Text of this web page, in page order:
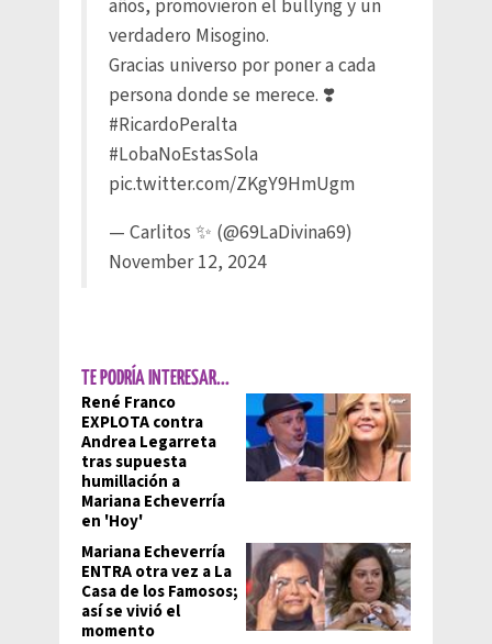
años, promovieron el bullyng y un
verdadero Misogino.
Gracias universo por poner a cada
persona donde se merece. ❣️
#RicardoPeralta
#LobaNoEstasSola
pic.twitter.com/ZKgY9HmUgm
— Carlitos ✨ (@69LaDivina69)
November 12, 2024
TE PODRÍA INTERESAR...
René Franco
EXPLOTA contra
Andrea Legarreta
tras supuesta
humillación a
Mariana Echeverría
en 'Hoy'
Mariana Echeverría
ENTRA otra vez a La
Casa de los Famosos;
así se vivió el
momento